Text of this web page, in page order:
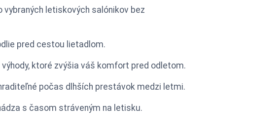
letiskových salónikov bez
pred cestou lietadlom.
ktoré zvýšia váš komfort pred odletom.
počas dlhších prestávok medzi letmi.
s časom stráveným na letisku.